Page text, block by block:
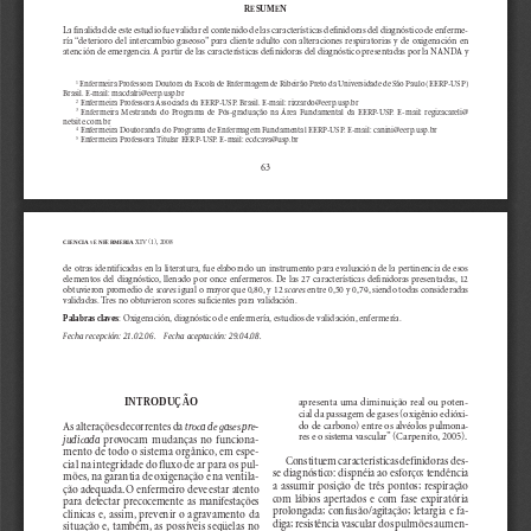
63
RESUMEN
La finalidad de este estudio fue validar el contenido de las características definidoras del diagnóstico de enferme-
ría “deterioro del intercambio gaseoso” para cliente adulto con alteraciones respiratorias y de oxigenación en
atención de emergencia. A partir de las características definidoras del diagnóstico presentadas por la NANDA y
Enfermeira Professora Doutora da Escola de Enfermagem de Ribeirão Preto da Universidade de São Paulo (EERP-USP)
Brasil. E-mail: macdalri@eerp.usp.br
2 Enfermeira Professora Associada da EERP-USP. Brasil. E-mail: rizzardo@eerp.usp.br
3 Enfermeira  Mestranda  do  Programa  de  Pós-graduação  na  Área  Fundamental  da  EERP-USP.  E-mail:  regizacareli@
netsite.com.br
4 Enfermeira Doutoranda do Programa de Enfermagem Fundamental EERP-USP. E-mail: canini@eerp.usp.br
5 Enfermeira Professora Titular EERP-USP. E-mail: ecdcava@usp.br
CIENCIA Y ENFERMERIA XIV (1), 2008
de otras identificadas en la literatura, fue elaborado un instrumento para evaluación de la pertinencia de esos
elementos del diagnóstico, llenado por once enfermeros. De las 27 características definidoras presentadas, 12
obtuvieron promedio de scores igual o mayor que 0,80, y 12 scores entre 0,50 y 0,79, siendo todas consideradas
validadas. Tres no obtuvieron scores suficientes para validación.
Palabras claves: Oxigenación, diagnóstico de enfermería, estudios de validación, enfermería.
Fecha recepción: 21.02.06.    Fecha aceptación: 29.04.08.
INTRODUÇÃO
As alterações decorrentes da troca de gases pre-
judicada provocam  mudanças  no  funciona-
mento de todo o sistema orgânico, em espe-
cial na integridade do fluxo de ar para os pul-
mões, na garantia de oxigenação e na ventila-
ção adequada. O enfermeiro deve estar atento
para  detectar  precocemente  as  manifestações
clínicas e, assim, prevenir o agravamento da
situação e, também, as possíveis seqüelas no
apresenta uma diminuição real ou poten-
cial da passagem de gases (oxigênio e dióxi-
do de carbono) entre os alvéolos pulmona-
res e o sistema vascular” (Carpenito, 2005).
Constituem características definidoras des-
se diagnóstico: dispnéia ao esforço; tendência
a  assumir  posição  de  três  pontos;  respiração
com lábios  apertados  e  com  fase  expiratória
prolongada; confusão/agitação; letargia e fa-
diga; resistência vascular dos pulmões aumen-